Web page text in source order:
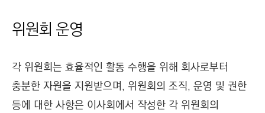
O
N
S
위원회 운영
각 위원회는 효율적인 활동 수행을 위해 회사로부터
충분한 자원을 지원받으며, 위원회의 조직, 운영 및 권한
등에 대한 사항은 이사회에서 작성한 각 위원회의